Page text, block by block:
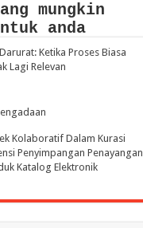
mungkin
anda
Ketika Proses Biasa
Lagi Relevan
Kolaboratif Dalam Kurasi
Penyimpangan Penayangan
Katalog Elektronik